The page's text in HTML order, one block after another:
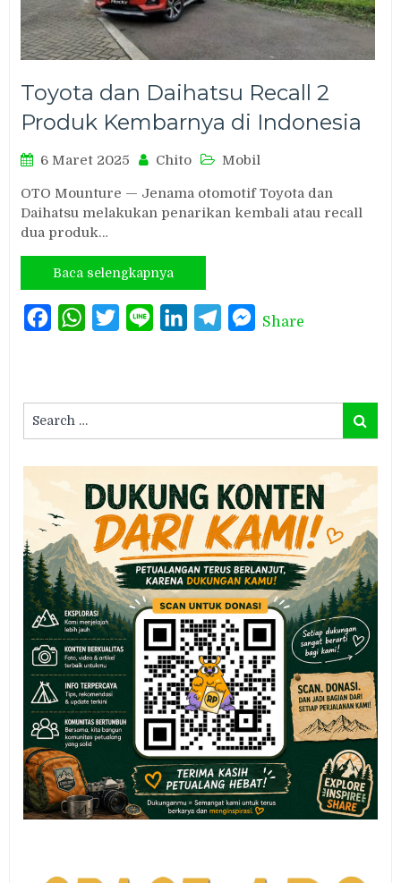
Toyota dan Daihatsu Recall 2
Produk Kembarnya di Indonesia
6 Maret 2025 Chito Mobil
OTO Mounture — Jenama otomotif Toyota dan
Daihatsu melakukan penarikan kembali atau recall
dua produk…
Baca selengkapnya
FacebookWhatsAppTwitterLine LinkedInTelegramMessenger
Share
for:
Search